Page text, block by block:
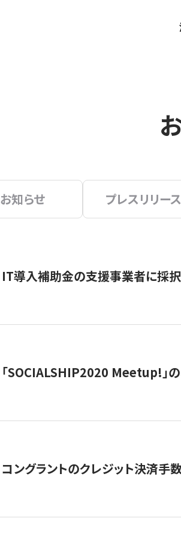
お知らせ プレスリリース
IT導入補助金の支援事業者に採択
「SOCIALSHIP2020 Meetup!」の
コングラントのクレジット決済手